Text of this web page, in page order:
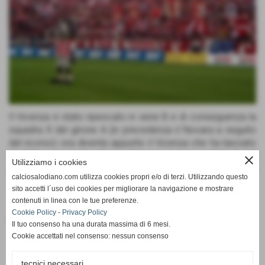
Il Vicenza è stato ripescato in serie B e di conseguenza la
squadra X del girone A (in precedenza il Novara a seguito
del ricorso) ora diventa appunto il Vicenza che ha lasciato
di fatto un posto libero. Ed ora cosa si farà ? Un
ripescaggio? Si fermeranno i campionati ? Staremo a
vedere
Fonte:Calcio Salodiano
close
Utilizziamo i cookies
calciosalodiano.com utilizza cookies propri e/o di terzi. Utilizzando questo
sito accetti l´uso dei cookies per migliorare la navigazione e mostrare
contenuti in linea con le tue preferenze.
Cookie Policy - Privacy Policy
Il tuo consenso ha una durata massima di 6 mesi.
Cookie accettati nel consenso: nessun consenso